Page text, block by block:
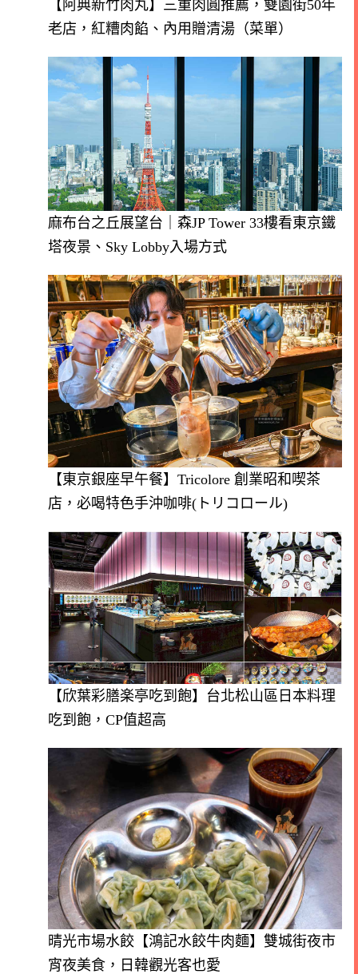
【阿典新竹肉丸】三重肉圓推薦，雙園街50年
老店，紅糟肉餡、內用贈清湯（菜單）
麻布台之丘展望台｜森JP Tower 33樓看東京鐵
塔夜景、Sky Lobby入場方式
【東京銀座早午餐】Tricolore 創業昭和喫茶
店，必喝特色手沖咖啡(トリコロール)
【欣葉彩膳楽亭吃到飽】台北松山區日本料理
吃到飽，CP值超高
晴光市場水餃【鴻記水餃牛肉麵】雙城街夜市
宵夜美食，日韓觀光客也愛